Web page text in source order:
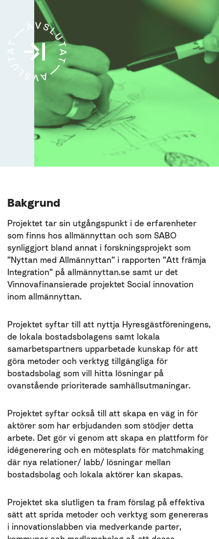
Bakgrund
Projektet tar sin utgångspunkt i de erfarenheter
som finns hos allmännyttan och som SABO
synliggjort bland annat i forskningsprojekt som
”Nyttan med Allmännyttan” i rapporten ”Att främja
Integration” på allmännyttan.se samt ur det
Vinnovafinansierade projektet Social innovation
inom allmännyttan.
Projektet syftar till att nyttja Hyresgästföreningens,
de lokala bostadsbolagens samt lokala
samarbetspartners upparbetade kunskap för att
göra metoder och verktyg tillgängliga för
bostadsbolag som vill hitta lösningar på
ovanstående prioriterade samhällsutmaningar.
Projektet syftar också till att skapa en väg in för
aktörer som har erbjudanden som stödjer detta
arbete. Det gör vi genom att skapa en plattform för
idégenerering och en mötesplats för matchmaking
där nya relationer/ labb/ lösningar mellan
bostadsbolag och lokala aktörer kan skapas.
Projektet ska slutligen ta fram förslag på effektiva
sätt att sprida metoder och verktyg som genereras
i innovationslabben via medverkande parter,